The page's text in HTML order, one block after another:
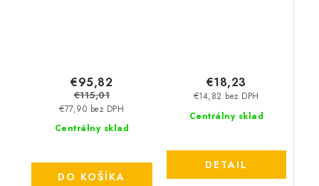
Centrálny sklad
€77,90 bez DPH
€95,82
€115,01
DO KOŠÍKA
Centrálny sklad
€14,82 bez DPH
€18,23
DETAIL